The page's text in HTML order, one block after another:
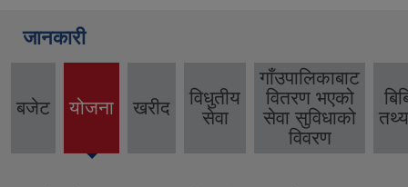
जानकारी
बजेट योजना
(active
खरीद
विधुतीय
सेवा
गाँउपालिकाबाट
वितरण भएको
सेवा सुविधाको
विवरण